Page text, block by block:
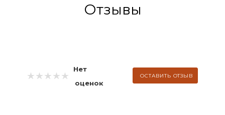
Отзывы
Нет
оценок
ОСТАВИТЬ ОТЗЫВ